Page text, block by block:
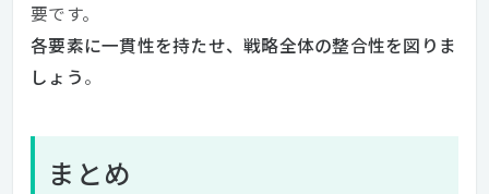
要です。
各要素に一貫性を持たせ、戦略全体の整合性を図りま
しょう。
まとめ